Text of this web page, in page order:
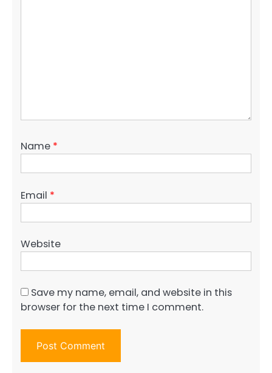
Name *
Email *
Website
Save my name, email, and website in this
browser for the next time I comment.